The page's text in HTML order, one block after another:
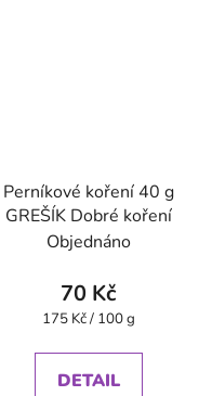
Perníkové koření 40 g
GREŠÍK Dobré koření
Objednáno
70 Kč
Měrná
175 Kč / 100 g
DETAIL